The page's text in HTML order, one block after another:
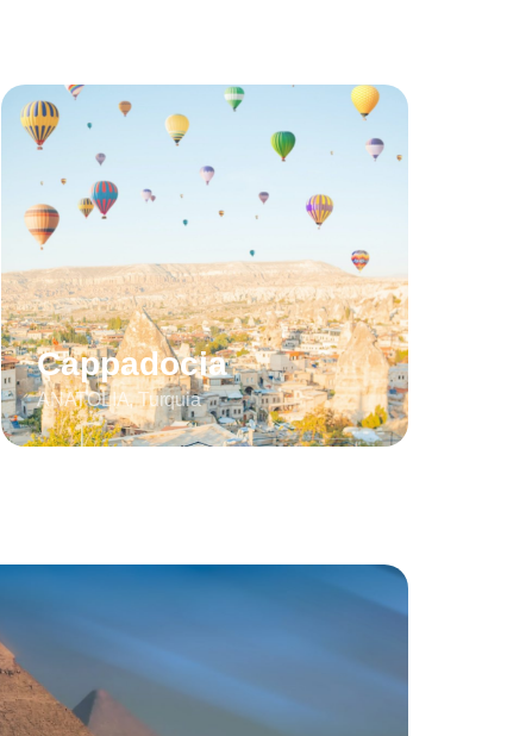
Cappadocia
ANATOLIA, Turquia